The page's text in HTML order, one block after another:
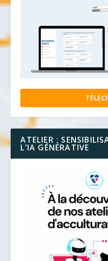
ATELIER :
L’IA GÉNÉRATIVE